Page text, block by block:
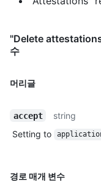
"Delete
수
머리글
accept
string
Setting to
경로 매개 변수